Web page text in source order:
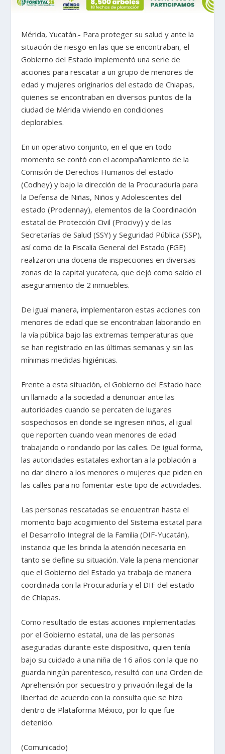
Mérida, Yucatán.- Para proteger su salud y ante la
situación de riesgo en las que se encontraban, el
Gobierno del Estado implementó una serie de
acciones para rescatar a un grupo de menores de
edad y mujeres originarios del estado de Chiapas,
quienes se encontraban en diversos puntos de la
ciudad de Mérida viviendo en condiciones
deplorables.
En un operativo conjunto, en el que en todo
momento se contó con el acompañamiento de la
Comisión de Derechos Humanos del estado
(Codhey) y bajo la dirección de la Procuraduría para
la Defensa de Niñas, Niños y Adolescentes del
estado (Prodennay), elementos de la Coordinación
estatal de Protección Civil (Procivy) y de las
Secretarías de Salud (SSY) y Seguridad Pública (SSP),
así como de la Fiscalía General del Estado (FGE)
realizaron una docena de inspecciones en diversas
zonas de la capital yucateca, que dejó como saldo el
aseguramiento de 2 inmuebles.
De igual manera, implementaron estas acciones con
menores de edad que se encontraban laborando en
la vía pública bajo las extremas temperaturas que
se han registrado en las últimas semanas y sin las
mínimas medidas higiénicas.
Frente a esta situación, el Gobierno del Estado hace
un llamado a la sociedad a denunciar ante las
autoridades cuando se percaten de lugares
sospechosos en donde se ingresen niños, al igual
que reporten cuando vean menores de edad
trabajando o rondando por las calles. De igual forma,
las autoridades estatales exhortan a la población a
no dar dinero a los menores o mujeres que piden en
las calles para no fomentar este tipo de actividades.
Las personas rescatadas se encuentran hasta el
momento bajo acogimiento del Sistema estatal para
el Desarrollo Integral de la Familia (DIF-Yucatán),
instancia que les brinda la atención necesaria en
tanto se define su situación. Vale la pena mencionar
que el Gobierno del Estado ya trabaja de manera
coordinada con la Procuraduría y el DIF del estado
de Chiapas.
Como resultado de estas acciones implementadas
por el Gobierno estatal, una de las personas
aseguradas durante este dispositivo, quien tenía
bajo su cuidado a una niña de 16 años con la que no
guarda ningún parentesco, resultó con una Orden de
Aprehensión por secuestro y privación ilegal de la
libertad de acuerdo con la consulta que se hizo
dentro de Plataforma México, por lo que fue
detenido.
(Comunicado)